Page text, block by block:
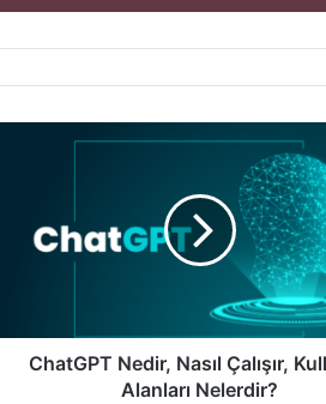
Kullanım
Alanları
ChatGPT Nedir, Nasıl Çalışır,
Alanları Nelerdir?